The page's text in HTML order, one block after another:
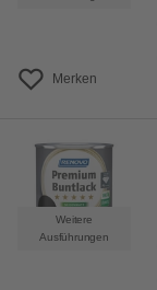
Merken
Weitere
Ausführungen